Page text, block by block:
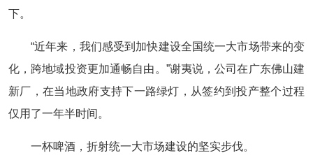
下。
“近年来，我们感受到加快建设全国统一大市场带来的变
化，跨地域投资更加通畅自由。”谢夷说，公司在广东佛山建
新厂，在当地政府支持下一路绿灯，从签约到投产整个过程
仅用了一年半时间。
一杯啤酒，折射统一大市场建设的坚实步伐。